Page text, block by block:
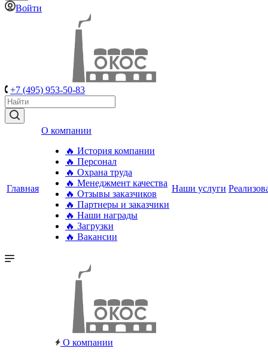
Войти
+7 (495) 953-50-83
Главная
О компании
🔥 История компании
🔥 Персонал
🔥 Охрана труда
🔥 Менеджмент качества
🔥 Отзывы заказчиков
🔥 Партнеры и заказчики
🔥 Наши награды
🔥 Загрузки
🔥 Вакансии
Наши услуги
О компании